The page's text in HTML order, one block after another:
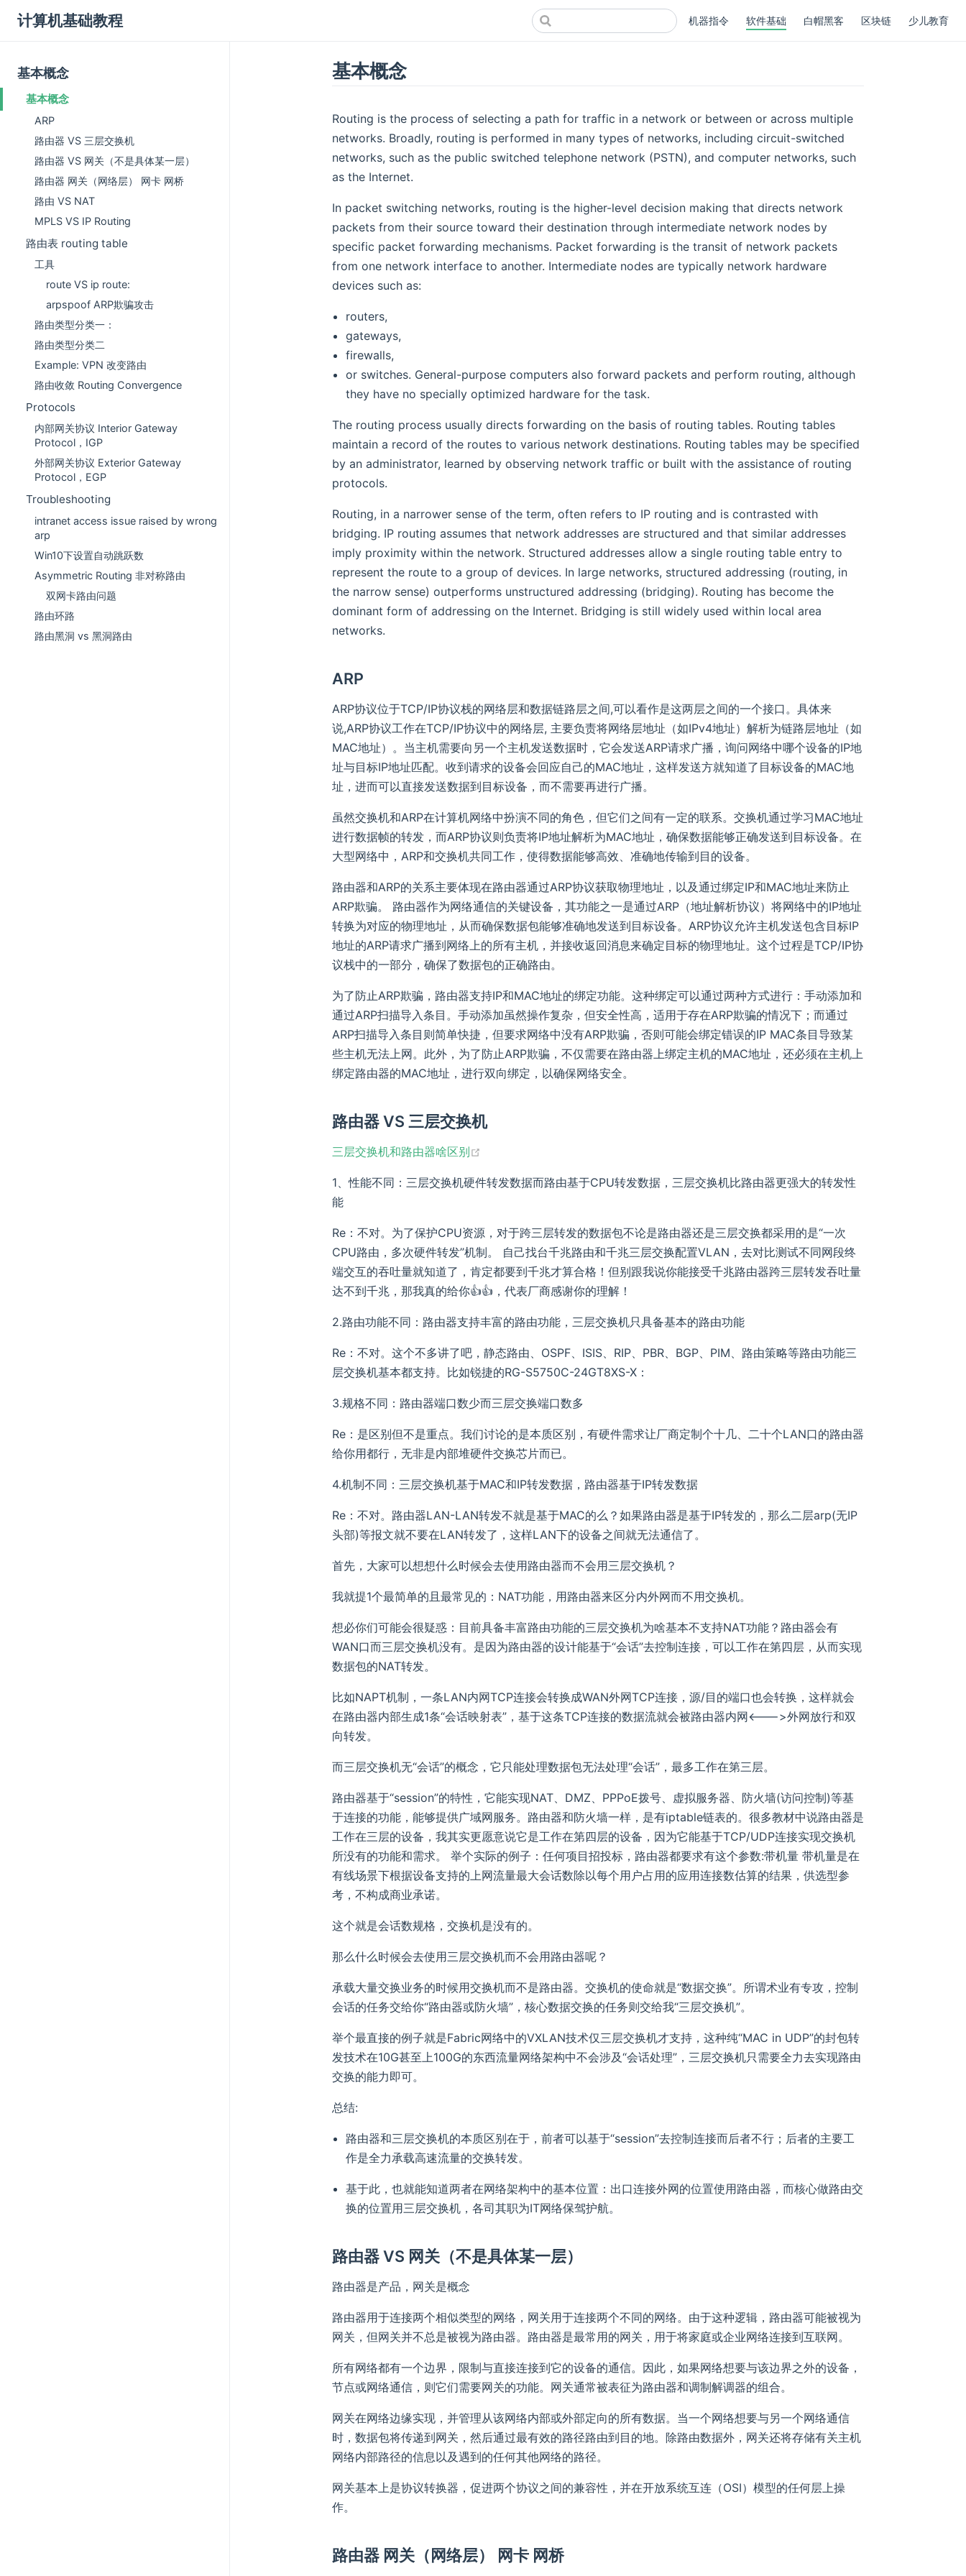
计算机基础教程 机器指令 软件基础 白帽黑客 区块链 少儿教育
基本概念
基本概念
ARP
路由器 VS 三层交换机
路由器 VS 网关（不是具体某一层）
路由器 网关（网络层） 网卡 网桥
路由 VS NAT
MPLS VS IP Routing
路由表 routing table
工具
route VS ip route:
arpspoof ARP欺骗攻击
路由类型分类一：
路由类型分类二
Example: VPN 改变路由
路由收敛 Routing Convergence
Protocols
内部网关协议 Interior Gateway
Protocol，IGP
外部网关协议 Exterior Gateway
Protocol，EGP
Troubleshooting
intranet access issue raised by wrong
arp
Win10下设置自动跳跃数
Asymmetric Routing 非对称路由
双网卡路由问题
路由环路
路由黑洞 vs 黑洞路由
基本概念
Routing is the process of selecting a path for traffic in a network or between or across multiple
networks. Broadly, routing is performed in many types of networks, including circuit-switched
networks, such as the public switched telephone network (PSTN), and computer networks, such
as the Internet.
In packet switching networks, routing is the higher-level decision making that directs network
packets from their source toward their destination through intermediate network nodes by
specific packet forwarding mechanisms. Packet forwarding is the transit of network packets
from one network interface to another. Intermediate nodes are typically network hardware
devices such as:
routers,
gateways,
firewalls,
or switches. General-purpose computers also forward packets and perform routing, although
they have no specially optimized hardware for the task.
The routing process usually directs forwarding on the basis of routing tables. Routing tables
maintain a record of the routes to various network destinations. Routing tables may be specified
by an administrator, learned by observing network traffic or built with the assistance of routing
protocols.
Routing, in a narrower sense of the term, often refers to IP routing and is contrasted with
bridging. IP routing assumes that network addresses are structured and that similar addresses
imply proximity within the network. Structured addresses allow a single routing table entry to
represent the route to a group of devices. In large networks, structured addressing (routing, in
the narrow sense) outperforms unstructured addressing (bridging). Routing has become the
dominant form of addressing on the Internet. Bridging is still widely used within local area
networks.
ARP
ARP协议位于TCP/IP协议栈的网络层和数据链路层之间,可以看作是这两层之间的一个接口。具体来
说,ARP协议工作在TCP/IP协议中的网络层, ‌主要负责将网络层地址（‌如IPv4地址）‌解析为链路层地址（‌如
MAC地址）‌。‌当主机需要向另一个主机发送数据时，‌它会发送ARP请求广播，‌询问网络中哪个设备的IP地
址与目标IP地址匹配。‌收到请求的设备会回应自己的MAC地址，‌这样发送方就知道了目标设备的MAC地
址，‌进而可以直接发送数据到目标设备，‌而不需要再进行广播。‌
虽然交换机和ARP在计算机网络中扮演不同的角色，‌但它们之间有一定的联系。‌交换机通过学习MAC地址
进行数据帧的转发，‌而ARP协议则负责将IP地址解析为MAC地址，‌确保数据能够正确发送到目标设备。‌在
大型网络中，‌ARP和交换机共同工作，‌使得数据能够高效、‌准确地传输到目的设备。‌
路由器和ARP的关系主要体现在路由器通过ARP协议获取物理地址，‌以及通过绑定IP和MAC地址来防止
ARP欺骗。‌ 路由器作为网络通信的关键设备，‌其功能之一是通过ARP（‌地址解析协议）‌将网络中的IP地址
转换为对应的物理地址，‌从而确保数据包能够准确地发送到目标设备。‌ARP协议允许主机发送包含目标IP
地址的ARP请求广播到网络上的所有主机，‌并接收返回消息来确定目标的物理地址。‌这个过程是TCP/IP协
议栈中的一部分，‌确保了数据包的正确路由。‌
为了防止ARP欺骗，‌路由器支持IP和MAC地址的绑定功能。‌这种绑定可以通过两种方式进行：‌手动添加和
通过ARP扫描导入条目。‌手动添加虽然操作复杂，‌但安全性高，‌适用于存在ARP欺骗的情况下；‌而通过
ARP扫描导入条目则简单快捷，‌但要求网络中没有ARP欺骗，‌否则可能会绑定错误的IP MAC条目导致某
些主机无法上网。‌此外，‌为了防止ARP欺骗，‌不仅需要在路由器上绑定主机的MAC地址，‌还必须在主机上
绑定路由器的MAC地址，‌进行双向绑定，‌以确保网络安全。‌
路由器 VS 三层交换机
三层交换机和路由器啥区别
1、性能不同：三层交换机硬件转发数据而路由基于CPU转发数据，三层交换机比路由器更强大的转发性
能
Re：不对。为了保护CPU资源，对于跨三层转发的数据包不论是路由器还是三层交换都采用的是“一次
CPU路由，多次硬件转发”机制。 自己找台千兆路由和千兆三层交换配置VLAN，去对比测试不同网段终
端交互的吞吐量就知道了，肯定都要到千兆才算合格！但别跟我说你能接受千兆路由器跨三层转发吞吐量
达不到千兆，那我真的给你👍👍，代表厂商感谢你的理解！
2.路由功能不同：路由器支持丰富的路由功能，三层交换机只具备基本的路由功能
Re：不对。这个不多讲了吧，静态路由、OSPF、ISIS、RIP、PBR、BGP、PIM、路由策略等路由功能三
层交换机基本都支持。比如锐捷的RG-S5750C-24GT8XS-X：
3.规格不同：路由器端口数少而三层交换端口数多
Re：是区别但不是重点。我们讨论的是本质区别，有硬件需求让厂商定制个十几、二十个LAN口的路由器
给你用都行，无非是内部堆硬件交换芯片而已。
4.机制不同：三层交换机基于MAC和IP转发数据，路由器基于IP转发数据
Re：不对。路由器LAN-LAN转发不就是基于MAC的么？如果路由器是基于IP转发的，那么二层arp(无IP
头部)等报文就不要在LAN转发了，这样LAN下的设备之间就无法通信了。
首先，大家可以想想什么时候会去使用路由器而不会用三层交换机？
我就提1个最简单的且最常见的：NAT功能，用路由器来区分内外网而不用交换机。
想必你们可能会很疑惑：目前具备丰富路由功能的三层交换机为啥基本不支持NAT功能？路由器会有
WAN口而三层交换机没有。是因为路由器的设计能基于“会话”去控制连接，可以工作在第四层，从而实现
数据包的NAT转发。
比如NAPT机制，一条LAN内网TCP连接会转换成WAN外网TCP连接，源/目的端口也会转换，这样就会
在路由器内部生成1条“会话映射表”，基于这条TCP连接的数据流就会被路由器内网<--->外网放行和双
向转发。
而三层交换机无“会话”的概念，它只能处理数据包无法处理“会话”，最多工作在第三层。
路由器基于“session”的特性，它能实现NAT、DMZ、PPPoE拨号、虚拟服务器、防火墙(访问控制)等基
于连接的功能，能够提供广域网服务。路由器和防火墙一样，是有iptable链表的。很多教材中说路由器是
工作在三层的设备，我其实更愿意说它是工作在第四层的设备，因为它能基于TCP/UDP连接实现交换机
所没有的功能和需求。 举个实际的例子：任何项目招投标，路由器都要求有这个参数:带机量 带机量是在
有线场景下根据设备支持的上网流量最大会话数除以每个用户占用的应用连接数估算的结果，供选型参
考，不构成商业承诺。
这个就是会话数规格，交换机是没有的。
那么什么时候会去使用三层交换机而不会用路由器呢？
承载大量交换业务的时候用交换机而不是路由器。交换机的使命就是“数据交换”。所谓术业有专攻，控制
会话的任务交给你“路由器或防火墙”，核心数据交换的任务则交给我“三层交换机”。
举个最直接的例子就是Fabric网络中的VXLAN技术仅三层交换机才支持，这种纯“MAC in UDP”的封包转
发技术在10G甚至上100G的东西流量网络架构中不会涉及“会话处理”，三层交换机只需要全力去实现路由
交换的能力即可。
总结:
路由器和三层交换机的本质区别在于，前者可以基于“session”去控制连接而后者不行；后者的主要工
作是全力承载高速流量的交换转发。
基于此，也就能知道两者在网络架构中的基本位置：出口连接外网的位置使用路由器，而核心做路由交
换的位置用三层交换机，各司其职为IT网络保驾护航。
路由器 VS 网关（不是具体某一层）
路由器是产品，网关是概念
路由器用于连接两个相似类型的网络，网关用于连接两个不同的网络。由于这种逻辑，路由器可能被视为
网关，但网关并不总是被视为路由器。路由器是最常用的网关，用于将家庭或企业网络连接到互联网。
所有网络都有一个边界，限制与直接连接到它的设备的通信。因此，如果网络想要与该边界之外的设备，
节点或网络通信，则它们需要网关的功能。网关通常被表征为路由器和调制解调器的组合。
网关在网络边缘实现，并管理从该网络内部或外部定向的所有数据。当一个网络想要与另一个网络通信
时，数据包将传递到网关，然后通过最有效的路径路由到目的地。除路由数据外，网关还将存储有关主机
网络内部路径的信息以及遇到的任何其他网络的路径。
网关基本上是协议转换器，促进两个协议之间的兼容性，并在开放系统互连（OSI）模型的任何层上操
作。
路由器 网关（网络层） 网卡 网桥